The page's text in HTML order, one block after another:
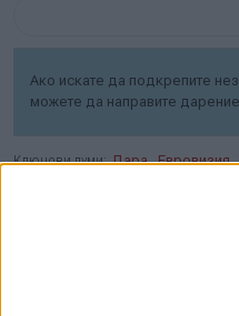
Ако искате да подкрепите
можете да направите дарение
Ключови думи: Дара,Евровизия,